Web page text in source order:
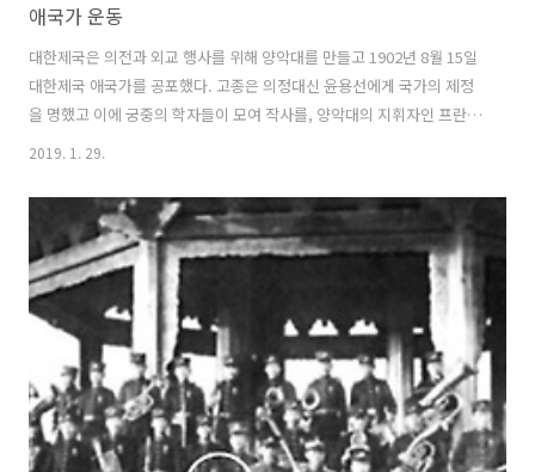
애국가 운동
대한제국은 의전과 외교 행사를 위해 양악대를 만들고 1902년 8월 15일
대한제국 애국가를 공포했다. 고종은 의정대신 윤용선에게 국가의 제정
을 명했고 이에 궁중의 학자들이 모여 작사를, 양악대의 지휘자인 프란쯔
에케르트(Franz Eckert, 1852 ~1916)가 작곡을 했다. 정부가 이 곡의
보 10여 종이 전해져 온다. 아마도 일제 통감부가 이 곡을 금지 시킨 후
전국 각지에서 저마다 조금씩 다른 방향으로 구전되어 온 것으로 추측할
수 있다. 이 곡 외에도 19세기 말과 20세기 초에 걸쳐 여러 편의 애국가들
이 만들어졌다. 초기에는 개화파 지식인들과 종교인들이 계몽운동의 차
원에서 만들었다. 외국 곡의 멜로디를 사용해 가사만 붙인 ..
2019. 1. 29.